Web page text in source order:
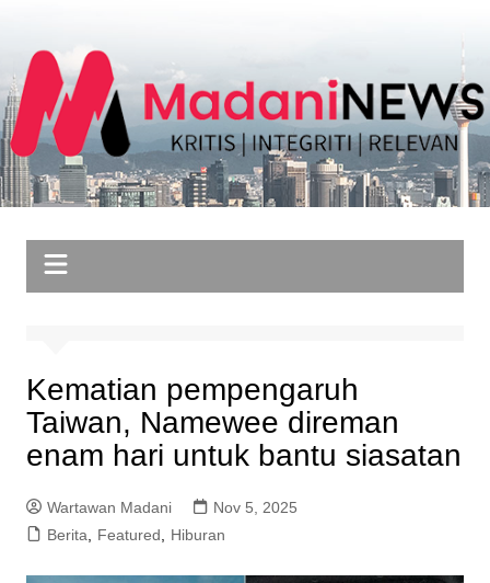
content
Kematian pempengaruh
Taiwan, Namewee direman
enam hari untuk bantu siasatan
Wartawan Madani
Nov 5, 2025
Berita, Featured, Hiburan